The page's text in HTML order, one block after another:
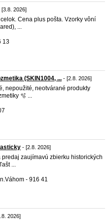
[3.8. 2026]
Cena plus pošta. Vzorky vôní
...
13
(SKIN1004, ... - [2.8. 2026]
nepoužité, neotvárané produkty
🫧 ...
- [2.8. 2026]
predaj zaujímavú zbierku historických
...
- 916 41
2026]